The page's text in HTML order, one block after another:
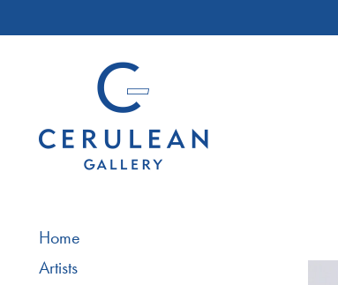
Home
Artists